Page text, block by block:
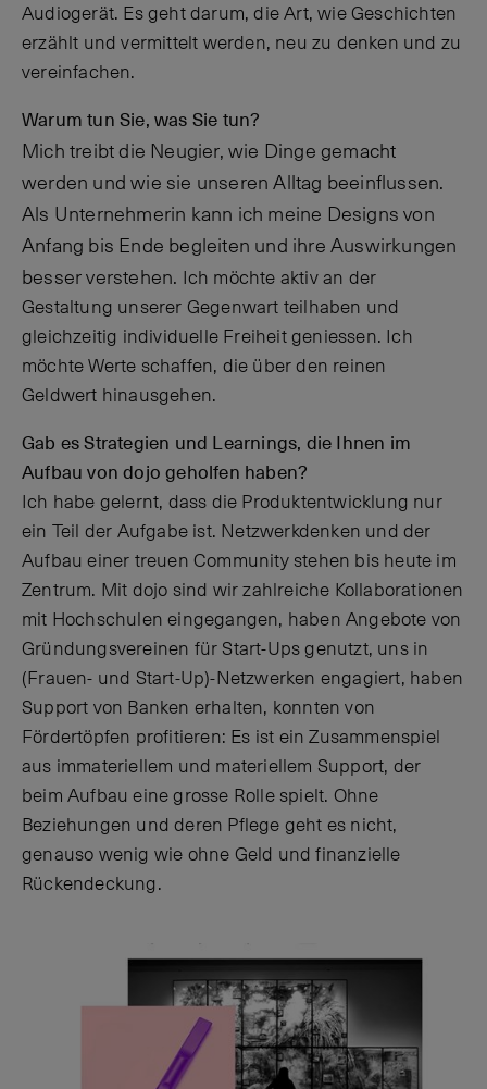
Audiogerät. Es geht darum, die Art, wie Geschichten
erzählt und vermittelt werden, neu zu denken und zu
vereinfachen.
Warum tun Sie, was Sie tun?
Mich treibt die Neugier, wie Dinge gemacht
werden und wie sie unseren Alltag beeinflussen.
Als Unternehmerin kann ich meine Designs von
Anfang bis Ende begleiten und ihre Auswirkungen
besser verstehen. Ich möchte aktiv an der
Gestaltung unserer Gegenwart teilhaben und
gleichzeitig individuelle Freiheit geniessen. Ich
möchte Werte schaffen, die über den reinen
Geldwert hinausgehen.
Gab es Strategien und Learnings, die Ihnen im
Aufbau von dojo geholfen haben?
Ich habe gelernt, dass die Produktentwicklung nur
ein Teil der Aufgabe ist. Netzwerkdenken und der
Aufbau einer treuen Community stehen bis heute im
Zentrum. Mit dojo sind wir zahlreiche Kollaborationen
mit Hochschulen eingegangen, haben Angebote von
Gründungsvereinen für Start-Ups genutzt, uns in
(Frauen- und Start-Up)-Netzwerken engagiert, haben
Support von Banken erhalten, konnten von
Fördertöpfen profitieren: Es ist ein Zusammenspiel
aus immateriellem und materiellem Support, der
beim Aufbau eine grosse Rolle spielt. Ohne
Beziehungen und deren Pflege geht es nicht,
genauso wenig wie ohne Geld und finanzielle
Rückendeckung.